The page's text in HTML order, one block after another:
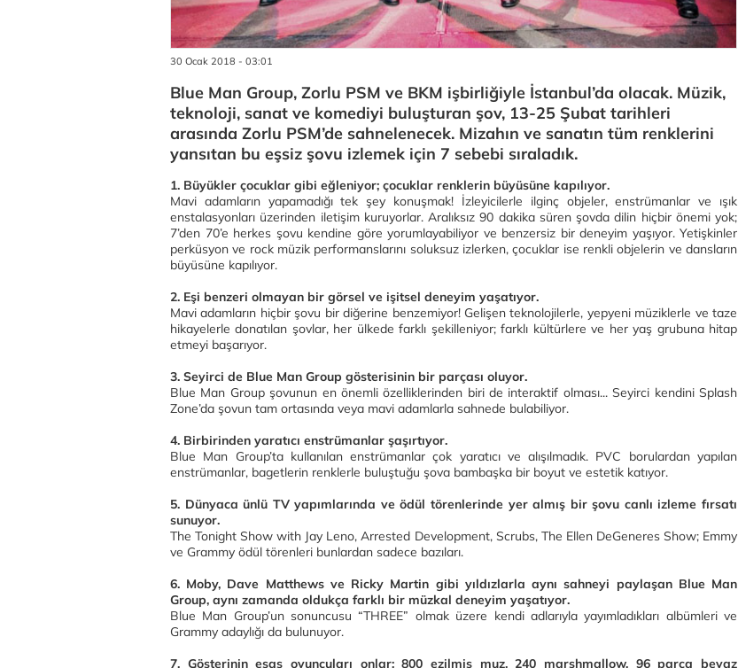
30 Ocak 2018 - 03:01
Blue Man Group, Zorlu PSM ve BKM işbirliğiyle İstanbul’da olacak. Müzik,
teknoloji, sanat ve komediyi buluşturan şov, 13-25 Şubat tarihleri
arasında Zorlu PSM’de sahnelenecek. Mizahın ve sanatın tüm renklerini
yansıtan bu eşsiz şovu izlemek için 7 sebebi sıraladık.
1. Büyükler çocuklar gibi eğleniyor; çocuklar renklerin büyüsüne kapılıyor.
Mavi adamların yapamadığı tek şey konuşmak! İzleyicilerle ilginç objeler, enstrümanlar ve ışık
enstalasyonları üzerinden iletişim kuruyorlar. Aralıksız 90 dakika süren şovda dilin hiçbir önemi yok;
7’den 70’e herkes şovu kendine göre yorumlayabiliyor ve benzersiz bir deneyim yaşıyor. Yetişkinler
perküsyon ve rock müzik performanslarını soluksuz izlerken, çocuklar ise renkli objelerin ve dansların
büyüsüne kapılıyor.
2. Eşi benzeri olmayan bir görsel ve işitsel deneyim yaşatıyor.
Mavi adamların hiçbir şovu bir diğerine benzemiyor! Gelişen teknolojilerle, yepyeni müziklerle ve taze
hikayelerle donatılan şovlar, her ülkede farklı şekilleniyor; farklı kültürlere ve her yaş grubuna hitap
etmeyi başarıyor.
3. Seyirci de Blue Man Group gösterisinin bir parçası oluyor.
Blue Man Group şovunun en önemli özelliklerinden biri de interaktif olması... Seyirci kendini Splash
Zone’da şovun tam ortasında veya mavi adamlarla sahnede bulabiliyor.
4. Birbirinden yaratıcı enstrümanlar şaşırtıyor.
Blue Man Group’ta kullanılan enstrümanlar çok yaratıcı ve alışılmadık. PVC borulardan yapılan
enstrümanlar, bagetlerin renklerle buluştuğu şova bambaşka bir boyut ve estetik katıyor.
5. Dünyaca ünlü TV yapımlarında ve ödül törenlerinde yer almış bir şovu canlı izleme fırsatı
sunuyor.
The Tonight Show with Jay Leno, Arrested Development, Scrubs, The Ellen DeGeneres Show; Emmy
ve Grammy ödül törenleri bunlardan sadece bazıları.
6. Moby, Dave Matthews ve Ricky Martin gibi yıldızlarla aynı sahneyi paylaşan Blue Man
Group, aynı zamanda oldukça farklı bir müzkal deneyim yaşatıyor.
Blue Man Group’un sonuncusu “THREE” olmak üzere kendi adlarıyla yayımladıkları albümleri ve
Grammy adaylığı da bulunuyor.
7. Gösterinin esas oyuncuları onlar; 800 ezilmiş muz, 240 marshmallow, 96 parça beyaz